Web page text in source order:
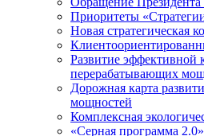
Приоритеты
Новая стратегическая
Развитие эффективной
перерабатывающих
Дорожная карта
мощностей
Комплексная
«Серная программа 2.0»